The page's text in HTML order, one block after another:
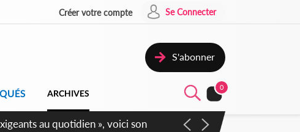
Créer votre compte Se Connecter
S'abonner
ARCHIVES
0
au quotidien », voici son